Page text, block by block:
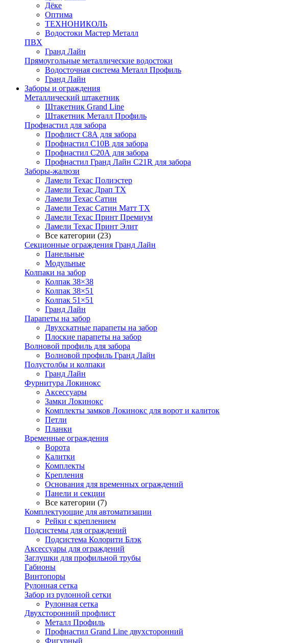
Дёке
Оптима
ТЕХНОНИКОЛЬ
Водостоки Мастер Металл
ПВХ
Гранд Лайн
Прямоугольные металлические водостоки
Водосточная система Металл Профиль
Гранд Лайн
Заборы и ограждения
Металлический штакетник
Штакетник Grand Line
Штакетник Металл Профиль
Профнастил для забора
Профлист С8А для забора
Профнастил С10В для забора
Профнастил С20А для забора
Профнастил Гранд Лайн С21R для забора
Заборы-жалюзи
Ламели Техас Полиэстер
Ламели Техас Драп ТХ
Ламели Техас Сатин
Ламели Техас Сатин Матт ТХ
Ламели Техас Принт Премиум
Ламели Техас Принт Элит
Все категории (23)
Секционные ограждения Гранд Лайн
Панельные
Модульные
Колпаки на забор
Колпак 38×38
Колпак 38×51
Колпак 51×51
Гранд Лайн
Парапеты на забор
Двухскатные парапеты на забор
Плоские парапеты на забор
Волновой профиль для забора
Волновой профиль Гранд Лайн
Полустолбы и колпаки
Гранд Лайн
Фурнитура Локинокс
Аксессуары
Замки Локинокс
Комплекты замков Локинокс для ворот и калиток
Петли
Планки
Временные ограждения
Ворота
Калитки
Комплекты
Крепления
Основания для временных ограждений
Панели и секции
Все категории (7)
Комплектующие для автоматизации
Рейки с креплением
Подсистемы для ограждений
Подсистема Колорити Блэк
Аксессуары для ограждений
Заглушки для профильной трубы
Габионы
Винтопоры
Рулонная сетка
Забор из рулонной сетки
Рулонная сетка
Двухсторонний профлист
Металл Профиль
Профнастил Grand Line двухсторонний
Фигурный